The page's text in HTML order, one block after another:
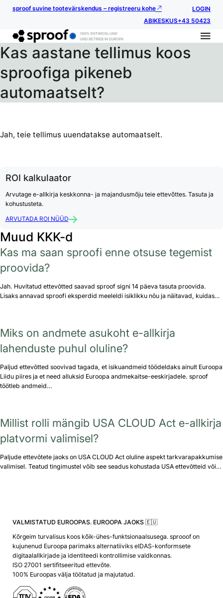
sproof suvine tootevärskendus – registreeru kohe
LOGIN
ABIKESKUS+43 50423
Kas aastane tellimus koos
sproofiga pikeneb
automaatselt?
Jah, teie tellimus uuendatakse automaatselt.
ROI kalkulaator
Arvutage e-allkirja keskkonna- ja majandusmõju teie ettevõttes. Tasuta ja
kohustusteta.
ARVUTADA ROI NÜÜD
Muud KKK-d
Kas ma saan sproofi enne otsuse tegemist
proovida?
Jah. Huvitatud ettevõtted saavad sproof signi 14 päeva tasuta proovida.
Lisaks annavad sproofi eksperdid meeleldi isiklikku nõu ja näitavad, kuidas…
Miks on andmete asukoht e-allkirja
lahenduste puhul oluline?
Paljud ettevõtted soovivad tagada, et isikuandmeid töödeldaks ainult Euroopa
Liidu piires ja et need alluksid Euroopa andmekaitse-eeskirjadele. sproof
töötleb andmeid…
Millist rolli mängib USA CLOUD Act e-allkirja
platvormi valimisel?
Paljude ettevõtete jaoks on USA CLOUD Act oluline aspekt tarkvarapakkumise
valimisel. Teatud tingimustel võib see seadus kohustada USA ettevõtteid või…
VALMISTATUD EUROOPAS. EUROOPA JAOKS 🇪🇺
Kõrgeim turvalisus koos kõik-ühes-funktsionaalsusega. sprooof on
kujunenud Euroopa parimaks alternatiiviks eIDAS-konformsete
digitaalallkirjade ja identiteedi kontrollimise valdkonnas.
ISO 27001 sertifitseeritud ettevõte.
100% Euroopas välja töötatud ja majutatud.